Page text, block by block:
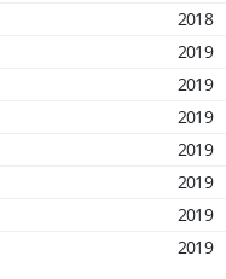
2018
2019
2019
2019
2019
2019
2019
2019